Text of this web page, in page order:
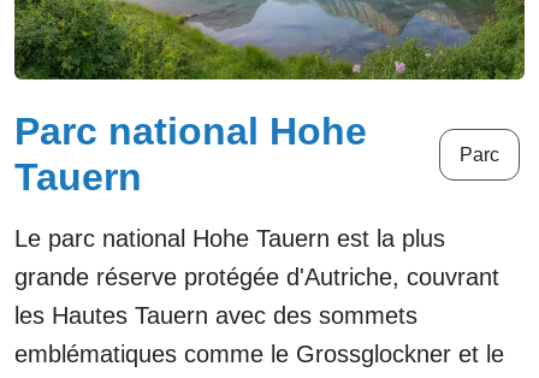
Parc national Hohe
Tauern
Parc
Le parc national Hohe Tauern est la plus
grande réserve protégée d'Autriche, couvrant
les Hautes Tauern avec des sommets
emblématiques comme le Grossglockner et le